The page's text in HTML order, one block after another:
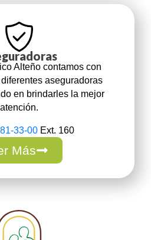
Alteño contamos con
aseguradoras
en brindarles la mejor
atención.
33-00Ext. 160
Más